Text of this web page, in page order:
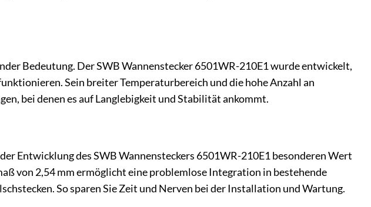
Bedeutung. Der SWB Wannenstecker 6501WR-210E1 wurde entwickelt,
Sein breiter Temperaturbereich und die hohe Anzahl an
bei denen es auf Langlebigkeit und Stabilität ankommt.
Entwicklung des SWB Wannensteckers 6501WR-210E1 besonderen Wert
von 2,54 mm ermöglicht eine problemlose Integration in bestehende
So sparen Sie Zeit und Nerven bei der Installation und Wartung.